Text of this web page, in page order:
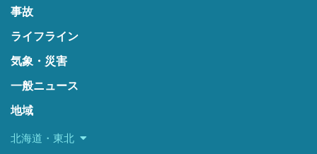
事故
ライフライン
気象・災害
一般ニュース
地域
北海道・東北